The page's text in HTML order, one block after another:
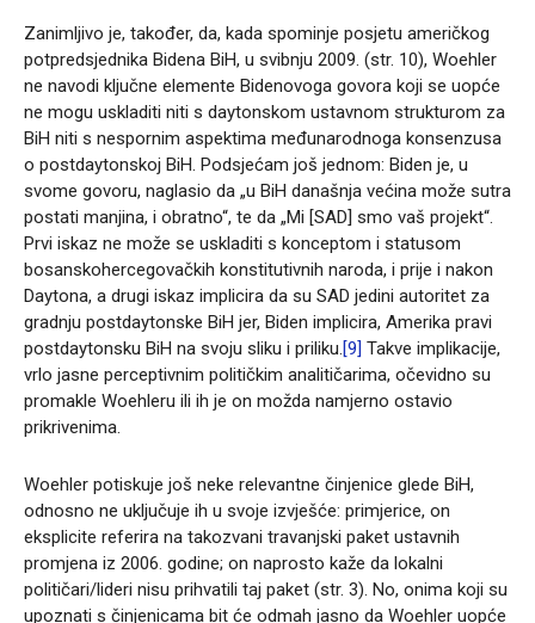
Zanimljivo je, također, da, kada spominje posjetu američkog
potpredsjednika Bidena BiH, u svibnju 2009. (str. 10), Woehler
ne navodi ključne elemente Bidenovoga govora koji se uopće
ne mogu uskladiti niti s daytonskom ustavnom strukturom za
BiH niti s nespornim aspektima međunarodnoga konsenzusa
o postdaytonskoj BiH. Podsjećam još jednom: Biden je, u
svome govoru, naglasio da „u BiH današnja većina može sutra
postati manjina, i obratno“, te da „Mi [SAD] smo vaš projekt“.
Prvi iskaz ne može se uskladiti s konceptom i statusom
bosanskohercegovačkih konstitutivnih naroda, i prije i nakon
Daytona, a drugi iskaz implicira da su SAD jedini autoritet za
gradnju postdaytonske BiH jer, Biden implicira, Amerika pravi
postdaytonsku BiH na svoju sliku i priliku. [9] Takve implikacije,
vrlo jasne perceptivnim političkim analitičarima, očevidno su
promakle Woehleru ili ih je on možda namjerno ostavio
prikrivenima.
Woehler potiskuje još neke relevantne činjenice glede BiH,
odnosno ne uključuje ih u svoje izvješće: primjerice, on
eksplicite referira na takozvani travanjski paket ustavnih
promjena iz 2006. godine; on naprosto kaže da lokalni
političari/lideri nisu prihvatili taj paket (str. 3). No, onima koji su
upoznati s činjenicama bit će odmah jasno da Woehler uopće